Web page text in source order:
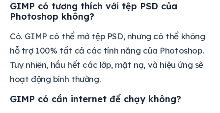
GIMP có tương thích với tệp PSD của
Photoshop không?
Có. GIMP có thể mở tệp PSD, nhưng có thể không
hỗ trợ 100% tất cả các tính năng của Photoshop.
Tuy nhiên, hầu hết các lớp, mặt nạ, và hiệu ứng sẽ
hoạt động bình thường.
GIMP có cần internet để chạy không?